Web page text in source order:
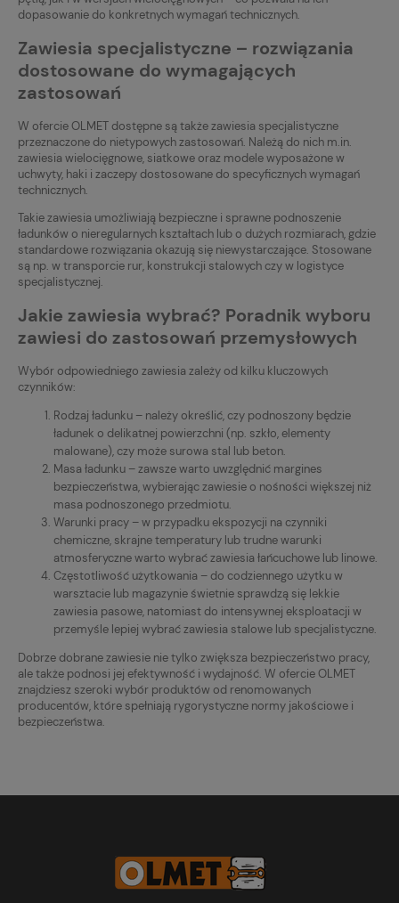
dopasowanie do konkretnych wymagań technicznych.
Zawiesia specjalistyczne – rozwiązania
dostosowane do wymagających
zastosowań
W ofercie OLMET dostępne są także zawiesia specjalistyczne
przeznaczone do nietypowych zastosowań. Należą do nich m.in.
zawiesia wielocięgnowe, siatkowe oraz modele wyposażone w
uchwyty, haki i zaczepy dostosowane do specyficznych wymagań
technicznych.
Takie zawiesia umożliwiają bezpieczne i sprawne podnoszenie
ładunków o nieregularnych kształtach lub o dużych rozmiarach, gdzie
standardowe rozwiązania okazują się niewystarczające. Stosowane
są np. w transporcie rur, konstrukcji stalowych czy w logistyce
specjalistycznej.
Jakie zawiesia wybrać? Poradnik wyboru
zawiesi do zastosowań przemysłowych
Wybór odpowiedniego zawiesia zależy od kilku kluczowych
czynników:
Rodzaj ładunku – należy określić, czy podnoszony będzie
ładunek o delikatnej powierzchni (np. szkło, elementy
malowane), czy może surowa stal lub beton.
Masa ładunku – zawsze warto uwzględnić margines
bezpieczeństwa, wybierając zawiesie o nośności większej niż
masa podnoszonego przedmiotu.
Warunki pracy – w przypadku ekspozycji na czynniki
chemiczne, skrajne temperatury lub trudne warunki
atmosferyczne warto wybrać zawiesia łańcuchowe lub linowe.
Częstotliwość użytkowania – do codziennego użytku w
warsztacie lub magazynie świetnie sprawdzą się lekkie
zawiesia pasowe, natomiast do intensywnej eksploatacji w
przemyśle lepiej wybrać zawiesia stalowe lub specjalistyczne.
Dobrze dobrane zawiesie nie tylko zwiększa bezpieczeństwo pracy,
ale także podnosi jej efektywność i wydajność. W ofercie OLMET
znajdziesz szeroki wybór produktów od renomowanych
producentów, które spełniają rygorystyczne normy jakościowe i
bezpieczeństwa.